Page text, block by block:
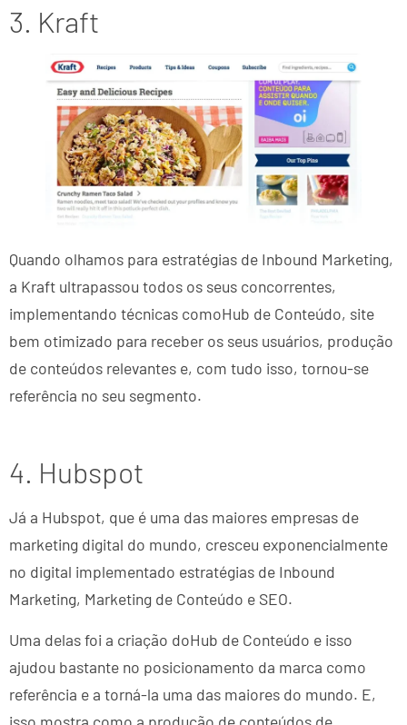
3. Kraft
Quando olhamos para estratégias de Inbound Marketing,
a Kraft ultrapassou todos os seus concorrentes,
implementando técnicas comoHub de Conteúdo, site
bem otimizado para receber os seus usuários, produção
de conteúdos relevantes e, com tudo isso, tornou-se
referência no seu segmento.
4. Hubspot
Já a Hubspot, que é uma das maiores empresas de
marketing digital do mundo, cresceu exponencialmente
no digital implementado estratégias de Inbound
Marketing, Marketing de Conteúdo e SEO.
Uma delas foi a criação doHub de Conteúdo e isso
ajudou bastante no posicionamento da marca como
referência e a torná-la uma das maiores do mundo. E,